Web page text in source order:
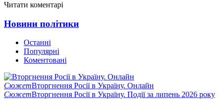
Читати коментарі
Новини політики
Останні
Популярні
Коментовані
СюжетВторгнення Росії в Україну. Онлайн
СюжетВторгнення Росії в Україну. Події за липень 2026 року